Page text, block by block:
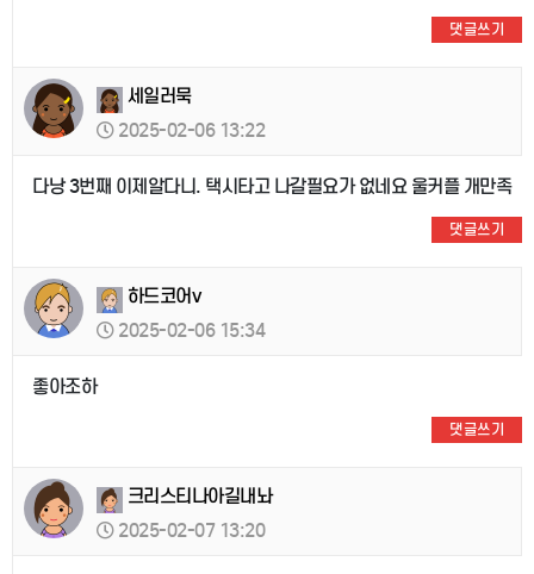
댓글쓰기
세일러묵
2025-02-06 13:22
다낭 3번째 이제알다니. 택시타고 나갈필요가 없네요 울커플 개만족
댓글쓰기
하드코어v
2025-02-06 15:34
좋아조하
댓글쓰기
크리스티나아길내놔
2025-02-07 13:20